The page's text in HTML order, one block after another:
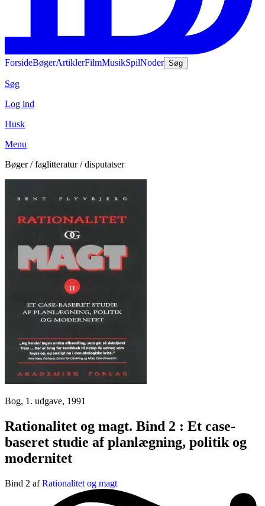
ForsideBøgerArtiklerFilmMusikSpilNoder Søg
Søg
Log ind
Husk
Menu
Bøger / faglitteratur / disputatser
Bog, 1. udgave, 1991
Rationalitet og magt. Bind 2 : Et case-
baseret studie af planlægning, politik og
modernitet
Bind 2 afRationalitet og magt